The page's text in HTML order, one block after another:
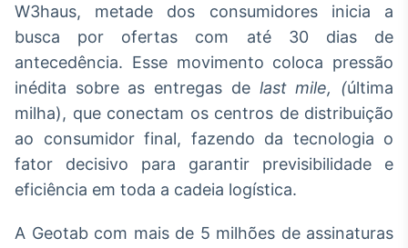
Broadcast
conteúdos
personalizados
Soluções de Dados
e Conteúdos
Broadcast
OTC
negociação de
W3haus, metade dos consumidores inicia a
busca por ofertas com até 30 dias de
antecedência. Esse movimento coloca pressão
inédita sobre as entregas de last mile, (última
milha), que conectam os centros de distribuição
ao consumidor final, fazendo da tecnologia o
fator decisivo para garantir previsibilidade e
eficiência em toda a cadeia logística.
A Geotab com mais de 5 milhões de assinaturas